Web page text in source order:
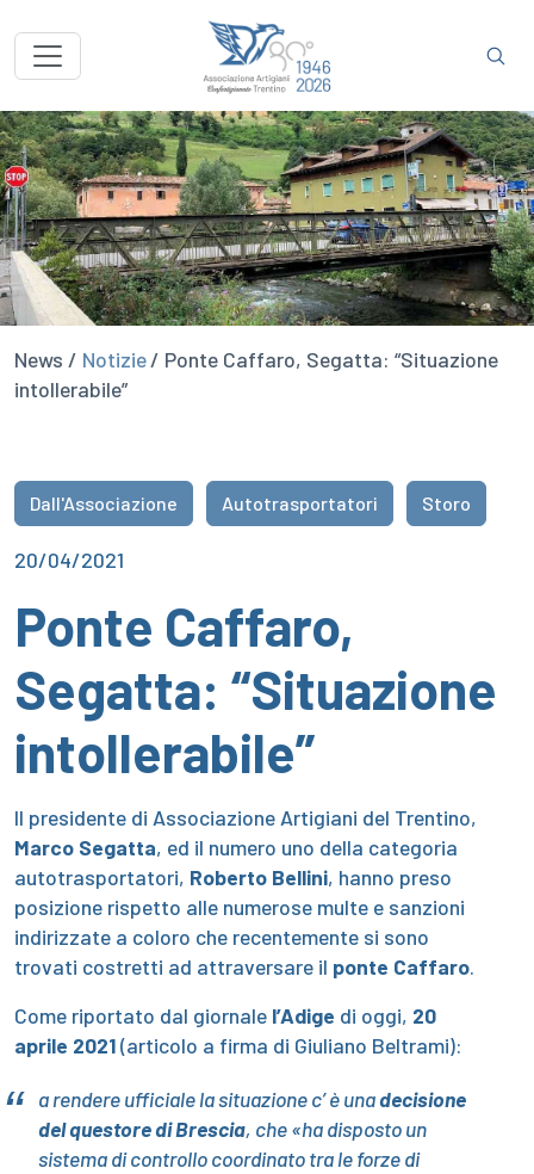
News / Notizie/ Ponte Caffaro, Segatta: “Situazione
intollerabile”
Dall'Associazione Autotrasportatori Storo
20/04/2021
Ponte Caffaro,
Segatta: “Situazione
intollerabile”
Il presidente di Associazione Artigiani del Trentino,
Marco Segatta, ed il numero uno della categoria
autotrasportatori, Roberto Bellini, hanno preso
posizione rispetto alle numerose multe e sanzioni
indirizzate a coloro che recentemente si sono
trovati costretti ad attraversare il ponte Caffaro.
Come riportato dal giornale l’Adige di oggi, 20
aprile 2021(articolo a firma di Giuliano Beltrami):
a rendere ufficiale la situazione c’ è unadecisione
del questore di Brescia, che «ha disposto un
sistema di controllo coordinato tra le forze di